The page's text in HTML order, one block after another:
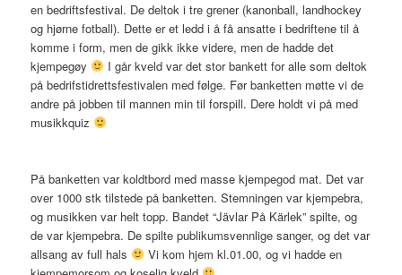
en bedriftsfestival. De deltok i tre grener (kanonball, landhockey
og hjørne fotball). Dette er et ledd i å få ansatte i bedriftene til å
komme i form, men de gikk ikke videre, men de hadde det
kjempegøy
I går kveld var det stor bankett for alle som deltok
på bedrifstidrettsfestivalen med følge. Før banketten møtte vi de
andre på jobben til mannen min til forspill. Dere holdt vi på med
musikkquiz
På banketten var koldtbord med masse kjempegod mat. Det var
over 1000 stk tilstede på banketten. Stemningen var kjempebra,
og musikken var helt topp. Bandet “Jävlar På Kärlek” spilte, og
de var kjempebra. De spilte publikumsvennlige sanger, og det var
allsang av full hals
Vi kom hjem kl.01.00, og vi hadde en